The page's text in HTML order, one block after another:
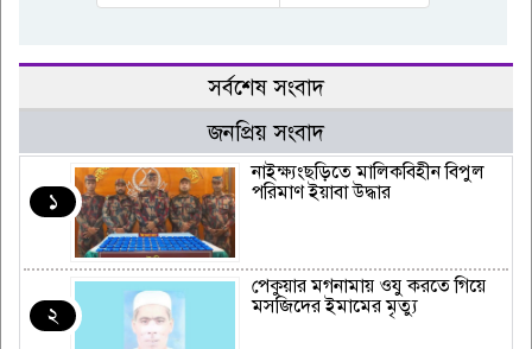
সর্বশেষ সংবাদ
জনপ্রিয় সংবাদ
১
নাইক্ষ্যংছড়িতে মালিকবিহীন বিপুল
পরিমাণ ইয়াবা উদ্ধার
২
পেকুয়ার মগনামায় ওযু করতে গিয়ে
মসজিদের ইমামের মৃত্যু